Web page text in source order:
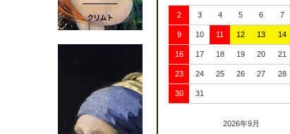
2 3 4 5 6 7
9 10 11 12 13 14
16 17 18 19 20 21
23 24 25 26 27 28
30 31
2026年9月